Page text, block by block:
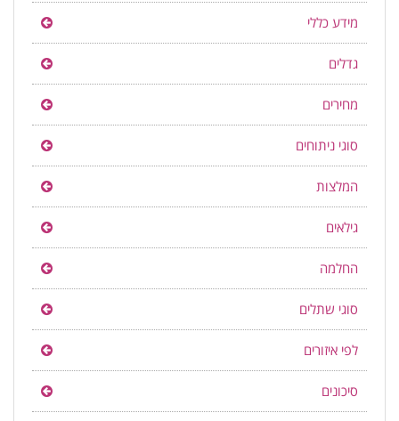
מידע כללי
גדלים
מחירים
סוגי ניתוחים
המלצות
גילאים
החלמה
סוגי שתלים
לפי איזורים
סיכונים